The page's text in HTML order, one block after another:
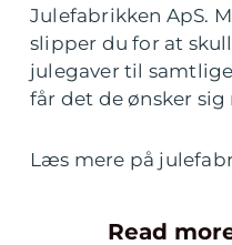
Julefabrikken ApS.
slipper du for at
julegaver til
får det de ønsker sig
Læs mere på
Read